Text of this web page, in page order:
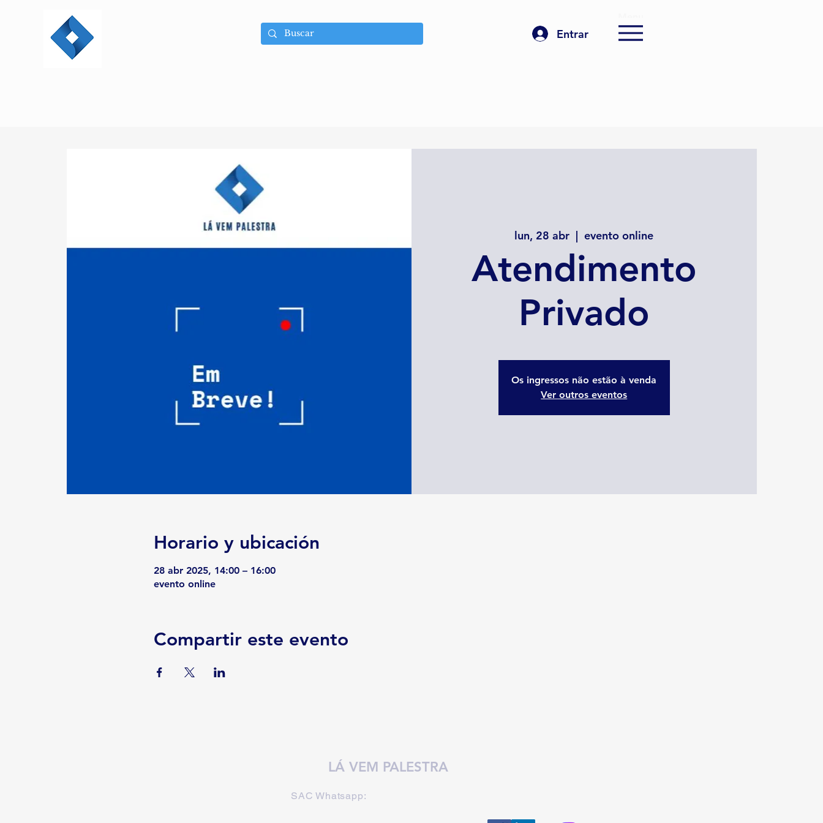
Entrar
lun, 28 abr
  |
evento online
Atendimento
Privado
Os ingressos não estão à venda
Ver outros eventos
Horario y ubicación
28 abr 2025, 14:00 – 16:00
evento online
Compartir este evento
LÁ VEM PALESTRA
SAC Whatsapp: